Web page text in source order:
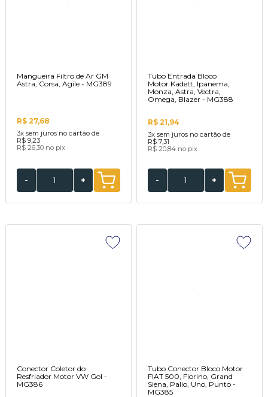
Mangueira Filtro de Ar GM
Astra, Corsa, Agile - MG389
R$ 27,68
3x sem juros no cartão de
R$ 9,23
R$ 26,30 no pix
- +
Tubo Entrada Bloco
Motor Kadett, Ipanema,
Monza, Astra, Vectra,
Omega, Blazer - MG388
R$ 21,94
3x sem juros no cartão de
R$ 7,31
R$ 20,84 no pix
- +
Conector Coletor do
Resfriador Motor VW Gol -
MG386
Tubo Conector Bloco Motor
FIAT 500, Fiorino, Grand
Siena, Palio, Uno, Punto -
MG385